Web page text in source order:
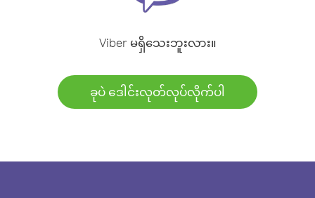
Viber မရှိသေးဘူးလား။
ခုပဲ ဒေါင်းလုတ်လုပ်လိုက်ပါ